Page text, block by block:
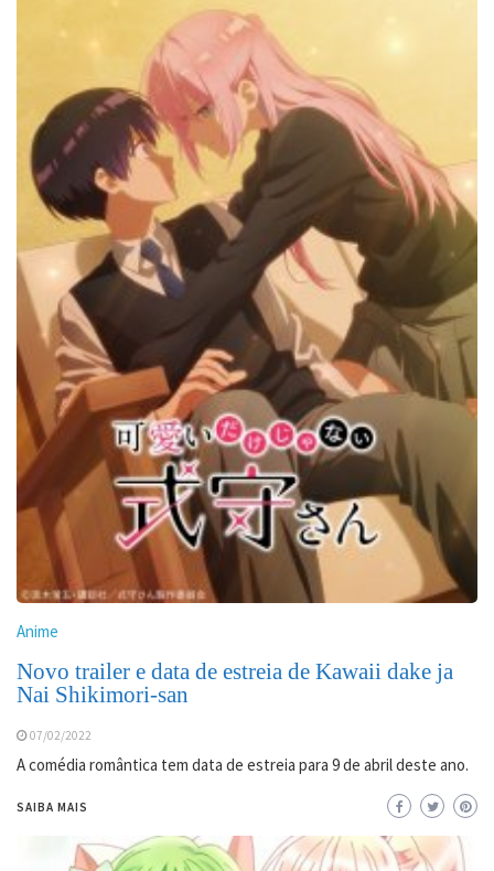
Anime
Novo trailer e data de estreia de Kawaii dake ja
Nai Shikimori-san
07/02/2022
A comédia romântica tem data de estreia para 9 de abril deste ano.
SAIBA MAIS